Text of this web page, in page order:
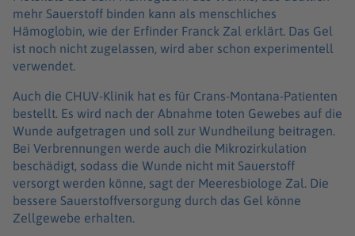
mehr Sauerstoff binden kann als menschliches
Hämoglobin, wie der Erfinder Franck Zal erklärt. Das Gel
ist noch nicht zugelassen, wird aber schon experimentell
verwendet.
Auch die CHUV-Klinik hat es für Crans-Montana-Patienten
bestellt. Es wird nach der Abnahme toten Gewebes auf die
Wunde aufgetragen und soll zur Wundheilung beitragen.
Bei Verbrennungen werde auch die Mikrozirkulation
beschädigt, sodass die Wunde nicht mit Sauerstoff
versorgt werden könne, sagt der Meeresbiologe Zal. Die
bessere Sauerstoffversorgung durch das Gel könne
Zellgewebe erhalten.